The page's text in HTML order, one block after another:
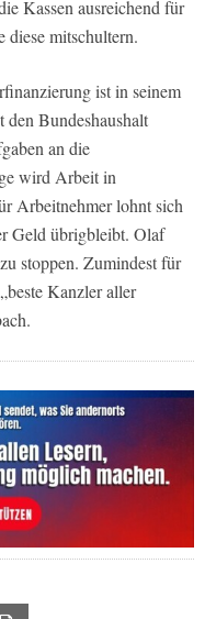
Kassen ausreichend für
diese mitschultern.
ist in seinem
den Bundeshaushalt
an die
wird Arbeit in
Arbeitnehmer lohnt sich
Geld übrigbleibt. Olaf
stoppen. Zumindest für
Kanzler aller